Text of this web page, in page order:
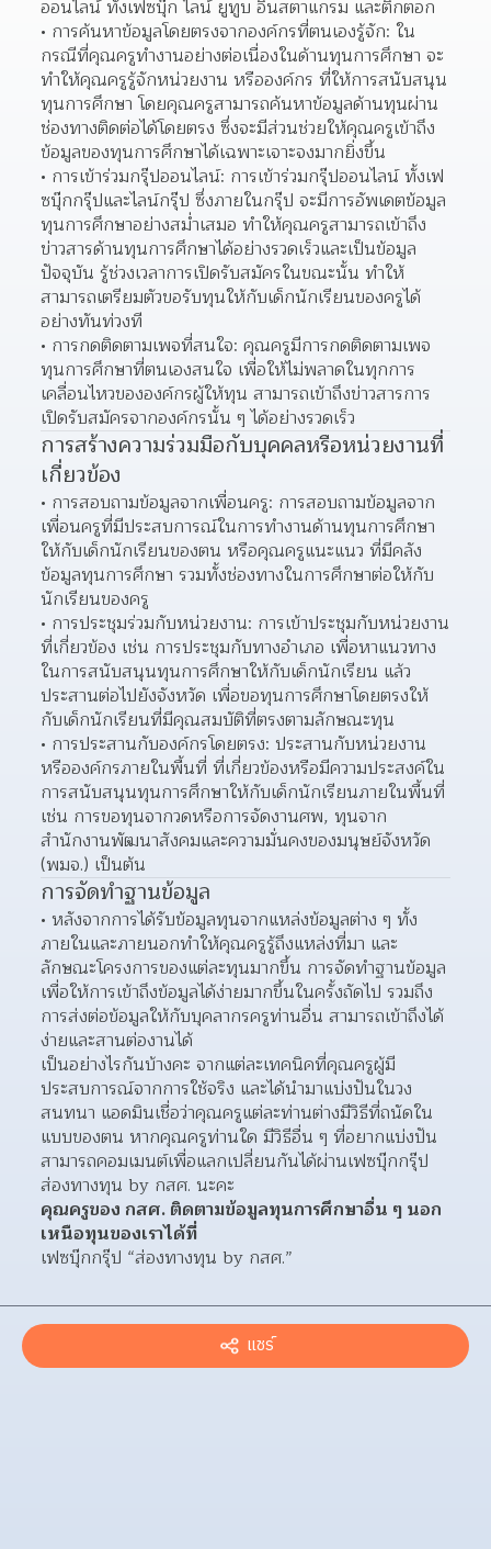
ออนไลน์ ทั้งเฟซบุ๊ก ไลน์ ยูทูบ อินสตาแกรม และติ๊กตอก
การค้นหาข้อมูลโดยตรงจากองค์กรที่ตนเองรู้จัก: ใน
กรณีที่คุณครูทำงานอย่างต่อเนื่องในด้านทุนการศึกษา จะ
ทำให้คุณครูรู้จักหน่วยงาน หรือองค์กร ที่ให้การสนับสนุน
ทุนการศึกษา โดยคุณครูสามารถค้นหาข้อมูลด้านทุนผ่าน
ช่องทางติดต่อได้โดยตรง ซึ่งจะมีส่วนช่วยให้คุณครูเข้าถึง
ข้อมูลของทุนการศึกษาได้เฉพาะเจาะจงมากยิ่งขึ้น
การเข้าร่วมกรุ๊ปออนไลน์: การเข้าร่วมกรุ๊ปออนไลน์ ทั้งเฟ
ซบุ๊กกรุ๊ปและไลน์กรุ๊ป ซึ่งภายในกรุ๊ป จะมีการอัพเดตข้อมูล
ทุนการศึกษาอย่างสม่ำเสมอ ทำให้คุณครูสามารถเข้าถึง
ข่าวสารด้านทุนการศึกษาได้อย่างรวดเร็วและเป็นข้อมูล
ปัจจุบัน รู้ช่วงเวลาการเปิดรับสมัครในขณะนั้น ทำให้
สามารถเตรียมตัวขอรับทุนให้กับเด็กนักเรียนของครูได้
อย่างทันท่วงที
การกดติดตามเพจที่สนใจ: คุณครูมีการกดติดตามเพจ
ทุนการศึกษาที่ตนเองสนใจ เพื่อให้ไม่พลาดในทุกการ
เคลื่อนไหวขององค์กรผู้ให้ทุน สามารถเข้าถึงข่าวสารการ
เปิดรับสมัครจากองค์กรนั้น ๆ ได้อย่างรวดเร็ว
การสร้างความร่วมมือกับบุคคลหรือหน่วยงานที่
เกี่ยวข้อง
การสอบถามข้อมูลจากเพื่อนครู: การสอบถามข้อมูลจาก
เพื่อนครูที่มีประสบการณ์ในการทำงานด้านทุนการศึกษา
ให้กับเด็กนักเรียนของตน หรือคุณครูแนะแนว ที่มีคลัง
ข้อมูลทุนการศึกษา รวมทั้งช่องทางในการศึกษาต่อให้กับ
นักเรียนของครู
การประชุมร่วมกับหน่วยงาน: การเข้าประชุมกับหน่วยงาน
ที่เกี่ยวข้อง เช่น การประชุมกับทางอำเภอ เพื่อหาแนวทาง
ในการสนับสนุนทุนการศึกษาให้กับเด็กนักเรียน แล้ว
ประสานต่อไปยังจังหวัด เพื่อขอทุนการศึกษาโดยตรงให้
กับเด็กนักเรียนที่มีคุณสมบัติที่ตรงตามลักษณะทุน
การประสานกับองค์กรโดยตรง: ประสานกับหน่วยงาน
หรือองค์กรภายในพื้นที่ ที่เกี่ยวข้องหรือมีความประสงค์ใน
การสนับสนุนทุนการศึกษาให้กับเด็กนักเรียนภายในพื้นที่
เช่น การขอทุนจากวดหรือการจัดงานศพ, ทุนจาก
สำนักงานพัฒนาสังคมและความมั่นคงของมนุษย์จังหวัด
(พมจ.) เป็นต้น
การจัดทำฐานข้อมูล
หลังจากการได้รับข้อมูลทุนจากแหล่งข้อมูลต่าง ๆ ทั้ง
ภายในและภายนอกทำให้คุณครูรู้ถึงแหล่งที่มา และ
ลักษณะโครงการของแต่ละทุนมากขึ้น การจัดทำฐานข้อมูล
เพื่อให้การเข้าถึงข้อมูลได้ง่ายมากขึ้นในครั้งถัดไป รวมถึง
การส่งต่อข้อมูลให้กับบุคลากรครูท่านอื่น สามารถเข้าถึงได้
ง่ายและสานต่องานได้
เป็นอย่างไรกันบ้างคะ จากแต่ละเทคนิคที่คุณครูผู้มี
ประสบการณ์จากการใช้จริง และได้นำมาแบ่งปันในวง
สนทนา แอดมินเชื่อว่าคุณครูแต่ละท่านต่างมีวิธีที่ถนัดใน
แบบของตน หากคุณครูท่านใด มีวิธีอื่น ๆ ที่อยากแบ่งปัน
สามารถคอมเมนต์เพื่อแลกเปลี่ยนกันได้ผ่านเฟซบุ๊กกรุ๊ป
ส่องทางทุน by กสศ. นะคะ
คุณครูของ กสศ. ติดตามข้อมูลทุนการศึกษาอื่น ๆ นอก
เหนือทุนของเราได้ที่
เฟซบุ๊กกรุ๊ป “ส่องทางทุน by กสศ.”
แชร์